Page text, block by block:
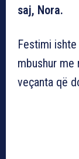
saj, Nora.
Festimi
mbushur
veçanta që